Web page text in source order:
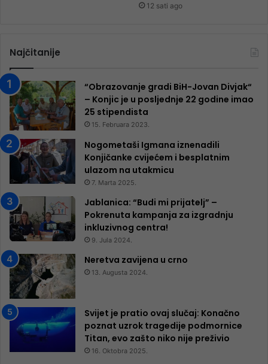
12 sati ago
Najčitanije
“Obrazovanje gradi BiH-Jovan Divjak“
– Konjic je u posljednje 22 godine imao
25 ​​stipendista
15. Februara 2023.
Nogometaši Igmana iznenadili
Konjičanke cvijećem i besplatnim
ulazom na utakmicu
7. Marta 2025.
Jablanica: “Budi mi prijatelj” –
Pokrenuta kampanja za izgradnju
inkluzivnog centra!
9. Jula 2024.
Neretva zavijena u crno
13. Augusta 2024.
Svijet je pratio ovaj slučaj: Konačno
poznat uzrok tragedije podmornice
Titan, evo zašto niko nije preživio
16. Oktobra 2025.